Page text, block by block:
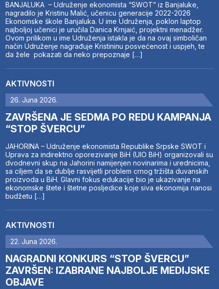
BANJALUKA – Udruženje ekonomista “SWOT” iz Banjaluke,
nagradilo je Kristinu Malić, učenicu generacije 2022-2026
Ekonomske škole Banjaluka. U ime Udruženja, poklon laptop
najboljoj učenici je uručila Danica Krnjaić, projektni menadžer.
Ovom prilikom u ime Udruženja istakla je da na ovaj simboličan
način Udruženje nagrađuje Kristininu posvećenost i uspjeh, te
da žele pokazati da neko prepoznaje […]
AKTIVNOSTI
26. Juna 2026.
ZAVRŠENA JE SEDMA PO REDU KAMPANJA
“STOP ŠVERCU”
JAHORINA – Udruženje ekonomista Republike Srpske SWOT i
Uprava za indirektno oporezivanje BiH (UIO BiH) organizovali su
dvodnevni skup na Jahorini namijenjen novinarima i urednicima,
sa ciljem da se dublje rasvijetli problem crnog tržišta duvanskih
proizvoda u BiH. Glavni fokus edukacije bio je ukazivanje na
ekonomske štete i štetne posljedice koje siva ekonomija nanosi
budžetu […]
AKTIVNOSTI
22. Juna 2026.
NAGRADNI KONKURS “STOP ŠVERCU”
ZAVRŠEN: IZABRANE NAJBOLJE MEDIJSKE
OBJAVE